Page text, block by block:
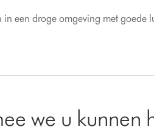
een droge omgeving met goede
we u kunnen